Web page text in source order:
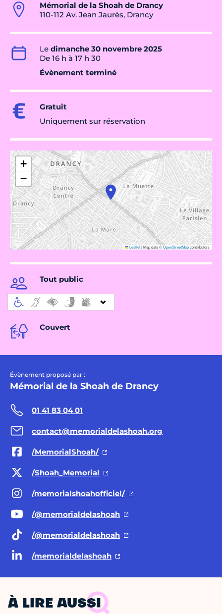
Mémorial de la Shoah de Drancy
110-112 Av. Jean Jaurès, Drancy
Le dimanche 30 novembre 2025
De 16 h à 17 h 30
Évènement terminé
Gratuit
Uniquement sur réservation
+
−
Leaflet|Map data ©OpenStreetMapcontributors
Tout public
Couvert
Évènement proposé par :
Mémorial de la Shoah de Drancy
01 41 83 04 01
contact@memorialdelashoah.org
/MemorialShoah/
/Shoah_Memorial
/memorialshoahofficiel/
/@memorialdelashoah
/@memorialdelashoah
/memorialdelashoah
À LIRE AUSSI